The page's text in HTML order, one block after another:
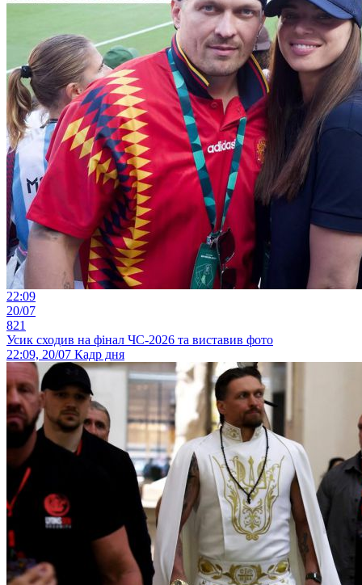
22:09
20/07
821
Усик сходив на фінал ЧС-2026 та виставив фото
22:09, 20/07 Кадр дня